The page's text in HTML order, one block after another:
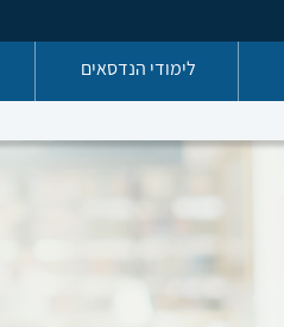
לימודי הנדסאים